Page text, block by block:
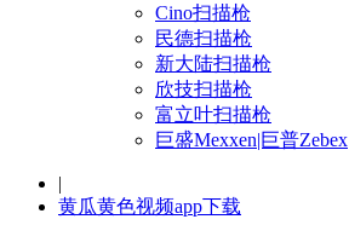
Cino扫描枪
民德扫描枪
新大陆扫描枪
欣技扫描枪
富立叶扫描枪
巨盛Mexxen|巨普Zebex
|
黄瓜黄色视频app下载